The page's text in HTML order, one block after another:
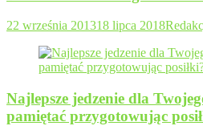
22 września 201318 lipca 2018
Najlepsze jedzenie dla
pamiętać przygotowując